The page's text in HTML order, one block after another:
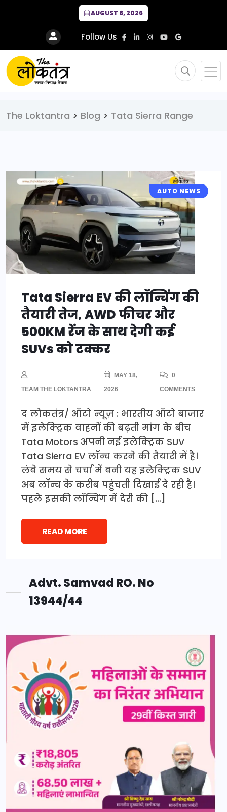
AUGUST 8, 2026
Follow Us
The Loktantra > Blog > Tata Sierra Range
AUTO NEWS
Tata Sierra EV की लॉन्चिंग की
तैयारी तेज, AWD फीचर और
500KM रेंज के साथ देगी कई
SUVs को टक्कर
TEAM THE LOKTANTRA
MAY 18,
2026
0
COMMENTS
द लोकतंत्र/ ऑटो न्यूज़ : भारतीय ऑटो बाजार
में इलेक्ट्रिक वाहनों की बढ़ती मांग के बीच
Tata Motors अपनी नई इलेक्ट्रिक SUV
Tata Sierra EV लॉन्च करने की तैयारी में है।
लंबे समय से चर्चा में बनी यह इलेक्ट्रिक SUV
अब लॉन्च के करीब पहुंचती दिखाई दे रही है।
पहले इसकी लॉन्चिंग में देरी की […]
READ MORE
Advt. Samvad RO. No
13944/44